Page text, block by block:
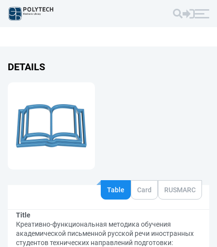
DETAILS
Table Card RUSMARC
Title
Креативно-функциональная методика обучения
академической письменной русской речи иностранных
студентов технических направлений подготовки: